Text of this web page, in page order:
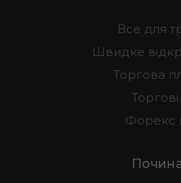
Все для
Швидке
Торгова
Форекс